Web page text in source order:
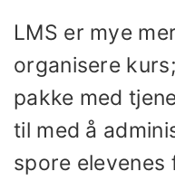
LMS er mye
organisere
pakke med
til med å
spore elevenes